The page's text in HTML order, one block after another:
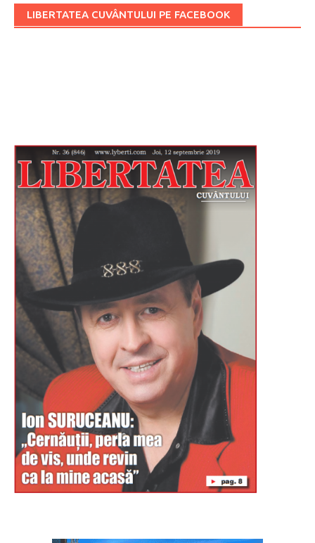
LIBERTATEA CUVÂNTULUI PE FACEBOOK